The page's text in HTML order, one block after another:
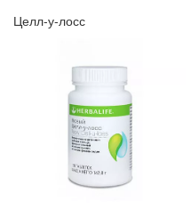
Целл-у-лосс